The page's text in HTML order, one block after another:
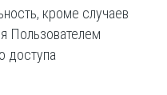
кроме случаев
Пользователем
доступа